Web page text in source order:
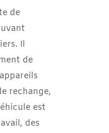
de
Il
de
rechange,
est
des